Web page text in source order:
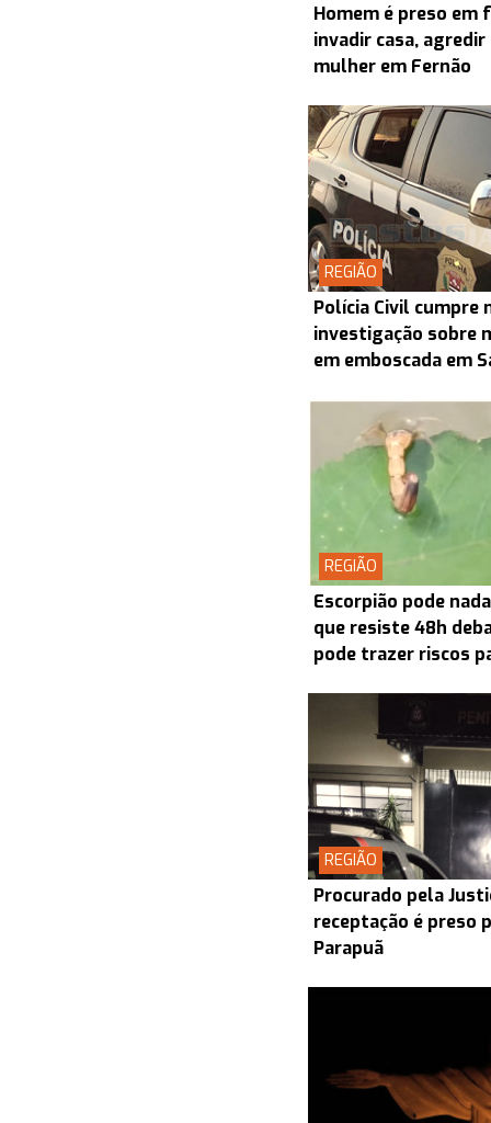
Homem é preso
invadir casa,
mulher em Fernão
REGIÃO
Polícia Civil cumpre
investigação sobre
em emboscada em
REGIÃO
Escorpião pode
que resiste 48h
pode trazer riscos
REGIÃO
Procurado pela
receptação é preso
Parapuã